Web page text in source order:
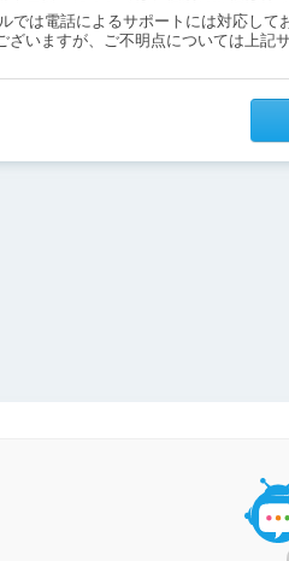
では電話によるサポートには対応して
ざいますが、ご不明点については上記